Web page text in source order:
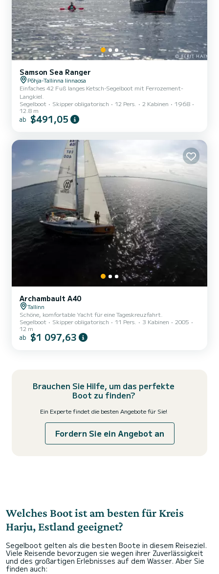
Samson Sea Ranger
Põhja-Tallinna linnaosa
Einfaches 42 Fuß langes Ketsch-Segelboot mit Ferrozement-
Langkiel.
Segelboot
Skipper obligatorisch 12 Pers. 2 Kabinen
1968
12.8 m
ab $491,05
Archambault A40
Tallinn
Schöne, komfortable Yacht für eine Tageskreuzfahrt.
Segelboot
Skipper obligatorisch 11 Pers. 3 Kabinen
2005
12 m
ab $1 097,63
Brauchen Sie Hilfe, um das perfekte
Boot zu finden?
Ein Experte findet die besten Angebote für Sie!
Fordern Sie ein Angebot an
Welches Boot ist am besten für Kreis
Harju, Estland geeignet?
Segelboot gelten als die besten Boote in diesem Reiseziel.
Viele Reisende bevorzugen sie wegen ihrer Zuverlässigkeit
und des großartigen Erlebnisses auf dem Wasser. Aber Sie
finden auch: